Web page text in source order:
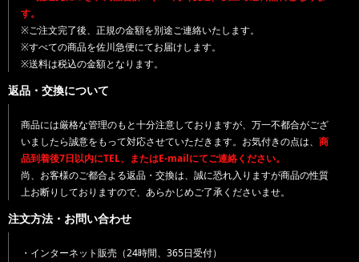
す。
※ご注文完了後、正規の金額を別途ご連絡いたします。
※すべての商品を佐川急便にてお届けします。
※送料は税込の金額となります。
返品・交換について
商品には厳格な管理のもと十分注意しておりますが、万一不都合がござ
いましたら誠意をもって対応させていただきます。お気付きの点は、 商
品到着後7日以内にTEL、またはE-mailにてご連絡ください。
尚、お客様のご都合よる返品・交換は、誠に恐れ入りますが商品の性質
上お断りしておりますので、あらかじめご了承くださいませ。
注文方法・お問い合わせ
・インターネット販売（24時間、365日受付）